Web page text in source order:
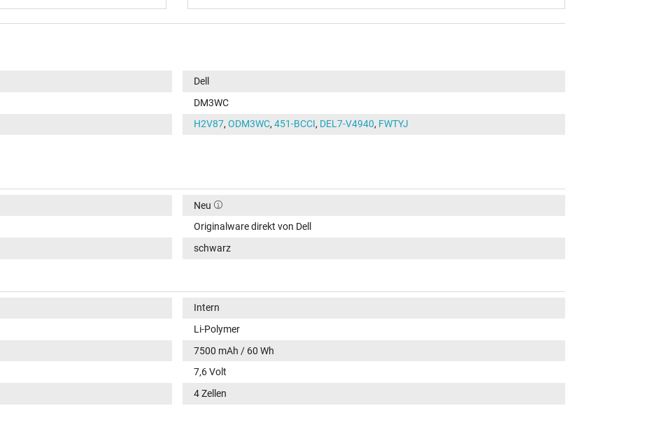
Dell
DM3WC
H2V87, ODM3WC, 451-BCCI, DEL7-V4940, FWTYJ
Neu
Originalware direkt von Dell
schwarz
Intern
Li-Polymer
7500 mAh / 60 Wh
7,6 Volt
4 Zellen